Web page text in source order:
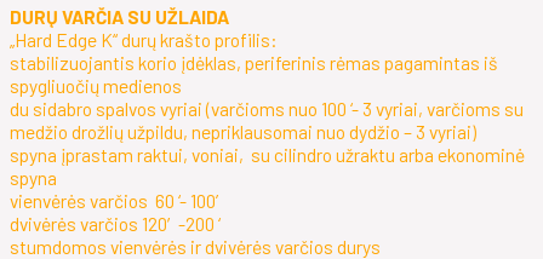
DURŲ VARČIA SU UŽLAIDA
„Hard Edge K“ durų krašto profilis:
stabilizuojantis korio įdėklas, periferinis rėmas pagamintas iš
spygliuočių medienos
du sidabro spalvos vyriai (varčioms nuo 100 ‘- 3 vyriai, varčioms su
medžio drožlių užpildu, nepriklausomai nuo dydžio – 3 vyriai)
spyna įprastam raktui, voniai, su cilindro užraktu arba ekonominė
spyna
vienvėrės varčios 60 ‘- 100’
dvivėrės varčios 120′-200 ‘
stumdomos vienvėrės ir dvivėrės varčios durys